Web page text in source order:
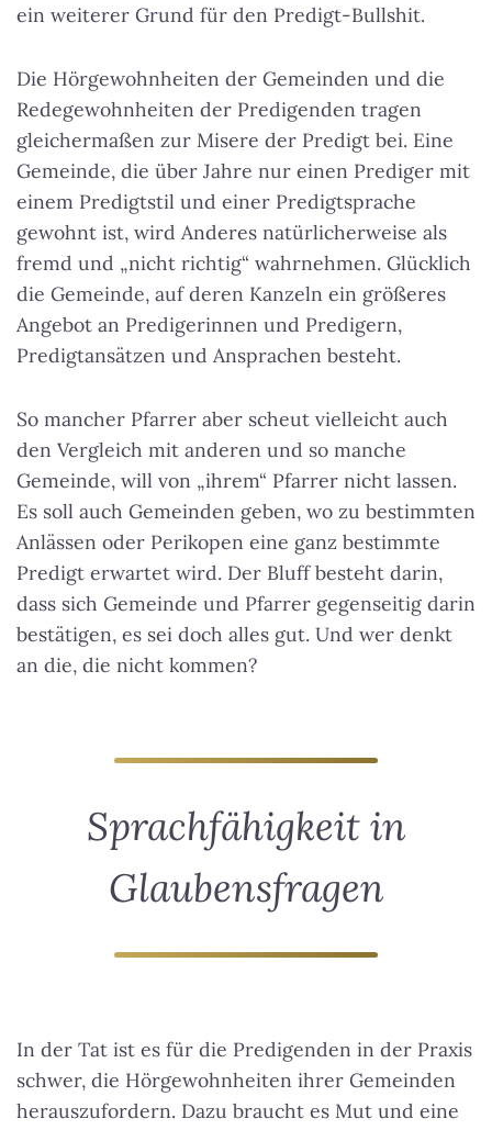
ein weiterer Grund für den Predigt-Bullshit.
Die Hörgewohnheiten der Gemeinden und die
Redegewohnheiten der Predigenden tragen
gleichermaßen zur Misere der Predigt bei. Eine
Gemeinde, die über Jahre nur einen Prediger mit
einem Predigtstil und einer Predigtsprache
gewohnt ist, wird Anderes natürlicherweise als
fremd und „nicht richtig“ wahrnehmen. Glücklich
die Gemeinde, auf deren Kanzeln ein größeres
Angebot an Predigerinnen und Predigern,
Predigtansätzen und Ansprachen besteht.
So mancher Pfarrer aber scheut vielleicht auch
den Vergleich mit anderen und so manche
Gemeinde, will von „ihrem“ Pfarrer nicht lassen.
Es soll auch Gemeinden geben, wo zu bestimmten
Anlässen oder Perikopen eine ganz bestimmte
Predigt erwartet wird. Der Bluff besteht darin,
dass sich Gemeinde und Pfarrer gegenseitig darin
bestätigen, es sei doch alles gut. Und wer denkt
an die, die nicht kommen?
Sprachfähigkeit in
Glaubensfragen
In der Tat ist es für die Predigenden in der Praxis
schwer, die Hörgewohnheiten ihrer Gemeinden
herauszufordern. Dazu braucht es Mut und eine